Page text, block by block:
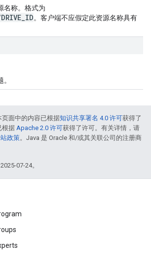
名称。格式为
。客户端不应假定此资源名称具有
面中的内容已根据知识共享署名 4.0 许可获得了
根据 Apache 2.0 许可获得了许可。有关详情，请
政策。Java 是 Oracle 和/或其关联公司的注册商
07-24。